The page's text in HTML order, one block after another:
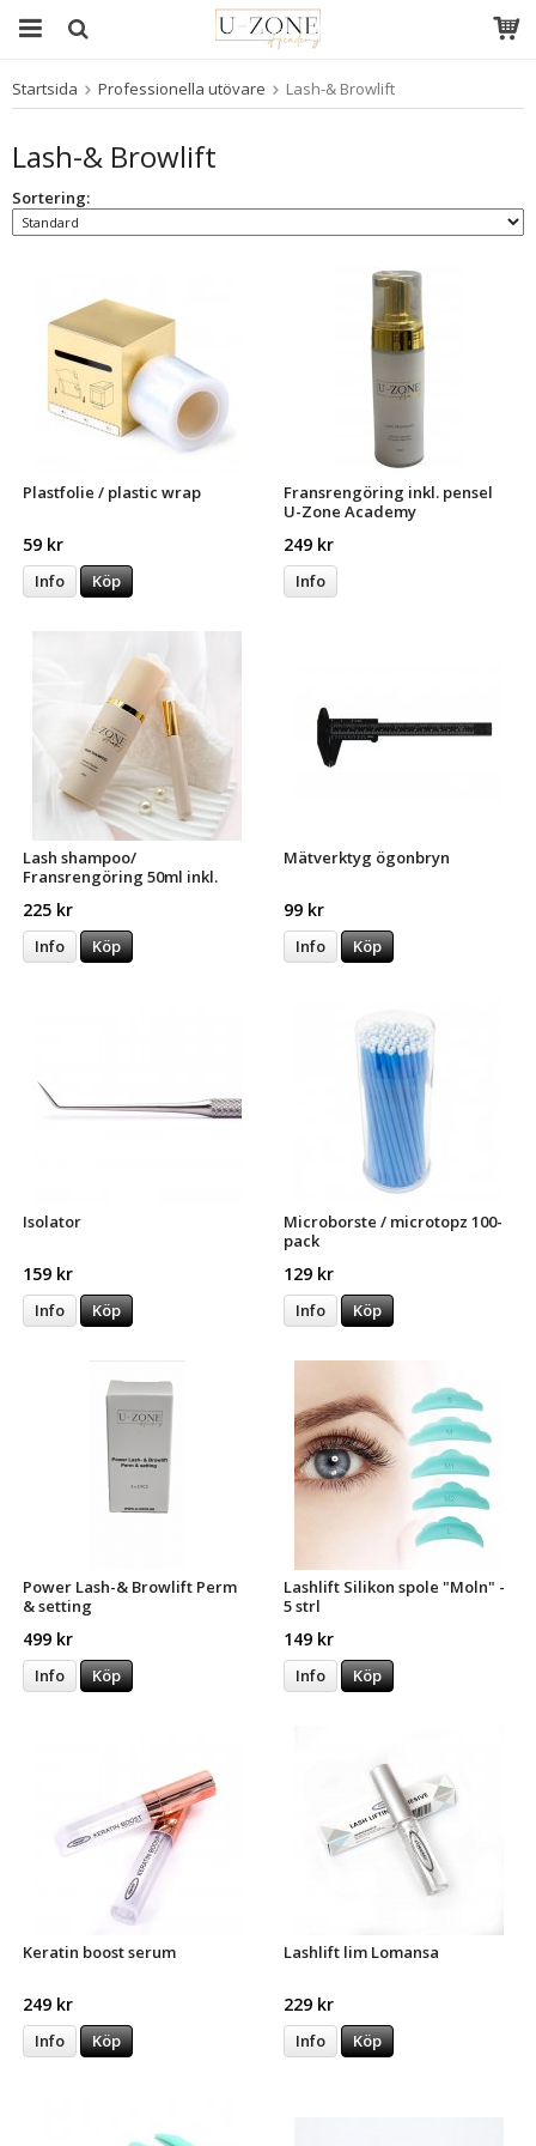
Produkten har blivit tillagd i varukorgen
Startsida Professionella utövare Lash-& Browlift
Lash-& Browlift
Sortering:
Plastfolie / plastic wrap
59 kr
Info Köp
Fransrengöring inkl. pensel
U-Zone Academy
249 kr
Info
Lash shampoo/
Fransrengöring 50ml inkl.
225 kr
Info Köp
Mätverktyg ögonbryn
99 kr
Info Köp
Isolator
159 kr
Info Köp
Microborste / microtopz 100-
pack
129 kr
Info Köp
Power Lash-& Browlift Perm
& setting
499 kr
Info Köp
Lashlift Silikon spole "Moln" -
5 strl
149 kr
Info Köp
Keratin boost serum
249 kr
Info Köp
Lashlift lim Lomansa
229 kr
Info Köp